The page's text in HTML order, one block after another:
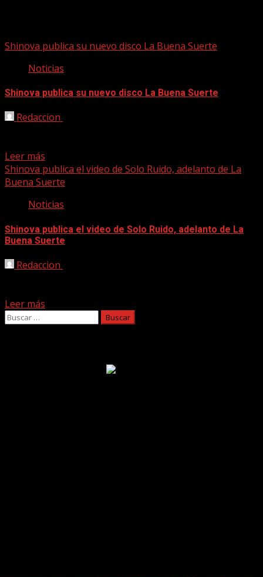
Shinova publica su nuevo disco La Buena Suerte
Noticias
Shinova publica su nuevo disco La Buena Suerte
Redaccion
Leer más
Shinova publica el video de Solo Ruido, adelanto de La
Buena Suerte
Noticias
Shinova publica el video de Solo Ruido, adelanto de La
Buena Suerte
Redaccion
Leer más
Buscar: